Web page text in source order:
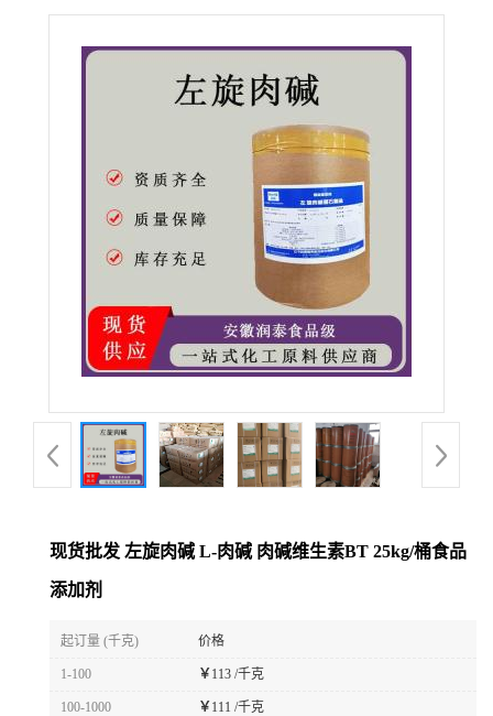
现货批发 左旋肉碱 L-肉碱 肉碱维生素BT 25kg/桶食品
添加剂
起订量 (千克) 价格
1-100 ￥ 113 /千克
100-1000 ￥ 111 /千克